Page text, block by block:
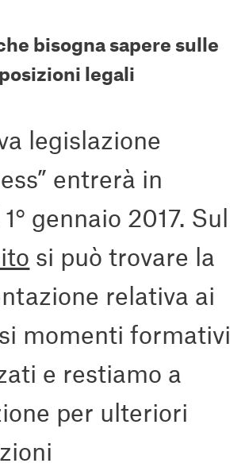
bisogna sapere sulle
legali
legislazione
entrerà in
gennaio 2017. Sul
si può trovare la
relativa ai
momenti formativi
e restiamo a
per ulteriori